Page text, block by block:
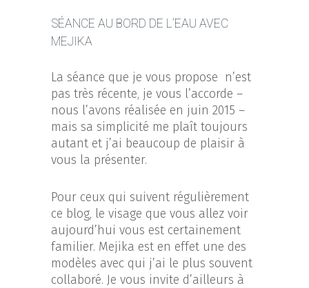
SÉANCE AU BORD DE L’EAU AVEC
MEJIKA
La séance que je vous propose n’est
pas très récente, je vous l’accorde –
nous l’avons réalisée en juin 2015 –
mais sa simplicité me plaît toujours
autant et j’ai beaucoup de plaisir à
vous la présenter.
Pour ceux qui suivent régulièrement
ce blog, le visage que vous allez voir
aujourd’hui vous est certainement
familier. Mejika est en effet une des
modèles avec qui j’ai le plus souvent
collaboré. Je vous invite d’ailleurs à